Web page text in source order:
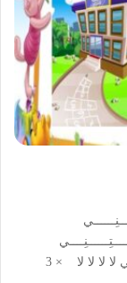
مُــــنْــــــذُ الصِّـــبَا كَـــــيْـــــفَ أُحِـــــبُّ وَطَـــــنِــــي لا لا لا لا × 3